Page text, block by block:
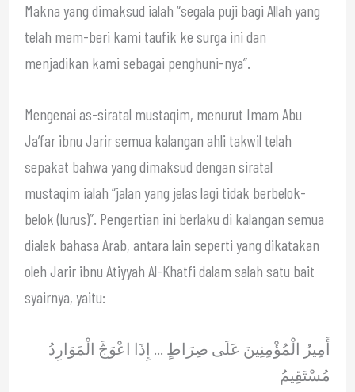
Makna yang dimaksud ialah “segala puji bagi Allah yang
telah mem-beri kami taufik ke surga ini dan
menjadikan kami sebagai penghuni-nya”.
Mengenai as-siratal mustaqim, menurut Imam Abu
Ja’far ibnu Jarir semua kalangan ahli takwil telah
sepakat bahwa yang dimaksud dengan siratal
mustaqim ialah “jalan yang jelas lagi tidak berbelok-
belok (lurus)”. Pengertian ini berlaku di kalangan semua
dialek bahasa Arab, antara lain seperti yang dikatakan
oleh Jarir ibnu Atiyyah Al-Khatfi dalam salah satu bait
syairnya, yaitu:
أَمِيرُ الْمُؤْمِنِينَ عَلَى صِرَاطٍ … إِذَا اعْوَجَّ الْمَوَارِدُ
مُسْتَقِيمُ